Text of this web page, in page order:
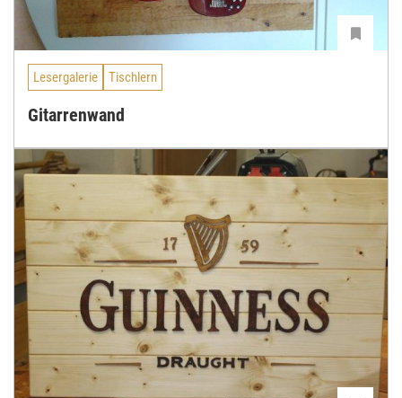
Lesergalerie Tischlern
Gitarrenwand